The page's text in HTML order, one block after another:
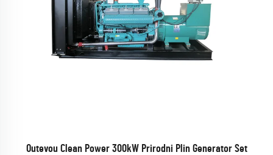
Outevou Clean Power 300kW Prirodni Plin Generator Set